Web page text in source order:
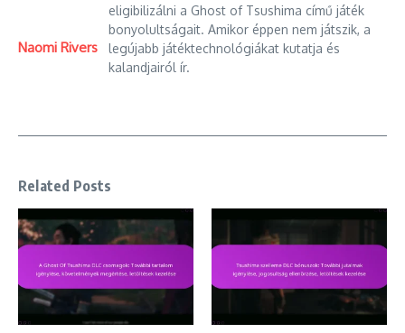
Naomi Rivers
eligibilizálni a Ghost of Tsushima című játék
bonyolultságait. Amikor éppen nem játszik, a
legújabb játéktechnológiákat kutatja és
kalandjairól ír.
Related Posts